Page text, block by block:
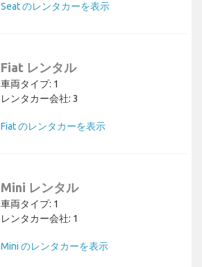
Seat のレンタカーを表示
Fiat レンタル
車両タイプ: 1
レンタカー会社: 3
Fiat のレンタカーを表示
Mini レンタル
車両タイプ: 1
レンタカー会社: 1
Mini のレンタカーを表示